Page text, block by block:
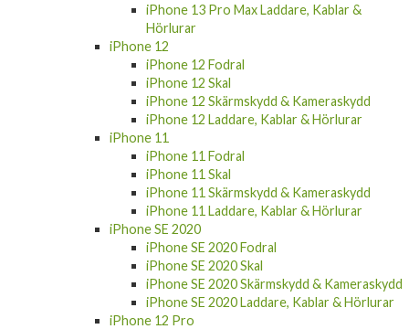
iPhone 13 Pro Max Laddare, Kablar &
Hörlurar
iPhone 12
iPhone 12 Fodral
iPhone 12 Skal
iPhone 12 Skärmskydd & Kameraskydd
iPhone 12 Laddare, Kablar & Hörlurar
iPhone 11
iPhone 11 Fodral
iPhone 11 Skal
iPhone 11 Skärmskydd & Kameraskydd
iPhone 11 Laddare, Kablar & Hörlurar
iPhone SE 2020
iPhone SE 2020 Fodral
iPhone SE 2020 Skal
iPhone SE 2020 Skärmskydd & Kameraskydd
iPhone SE 2020 Laddare, Kablar & Hörlurar
iPhone 12 Pro